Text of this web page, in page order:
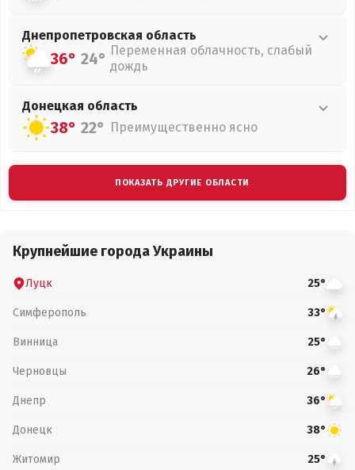
Днепропетровская область
36° 24° Переменная облачность, слабый
дождь
Донецкая область
38° 22° Преимущественно ясно
ПОКАЗАТЬ ДРУГИЕ ОБЛАСТИ
Крупнейшие города Украины
Луцк 25°
Симферополь 33°
Винница 25°
Черновцы 26°
Днепр 36°
Донецк 38°
Житомир 25°